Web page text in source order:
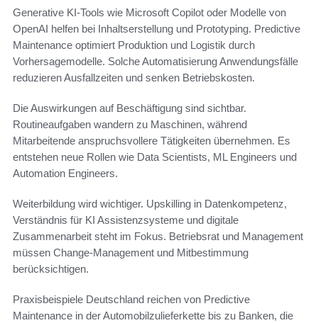
Generative KI-Tools wie Microsoft Copilot oder Modelle von
OpenAI helfen bei Inhaltserstellung und Prototyping. Predictive
Maintenance optimiert Produktion und Logistik durch
Vorhersagemodelle. Solche Automatisierung Anwendungsfälle
reduzieren Ausfallzeiten und senken Betriebskosten.
Die Auswirkungen auf Beschäftigung sind sichtbar.
Routineaufgaben wandern zu Maschinen, während
Mitarbeitende anspruchsvollere Tätigkeiten übernehmen. Es
entstehen neue Rollen wie Data Scientists, ML Engineers und
Automation Engineers.
Weiterbildung wird wichtiger. Upskilling in Datenkompetenz,
Verständnis für KI Assistenzsysteme und digitale
Zusammenarbeit steht im Fokus. Betriebsrat und Management
müssen Change-Management und Mitbestimmung
berücksichtigen.
Praxisbeispiele Deutschland reichen von Predictive
Maintenance in der Automobilzulieferkette bis zu Banken, die